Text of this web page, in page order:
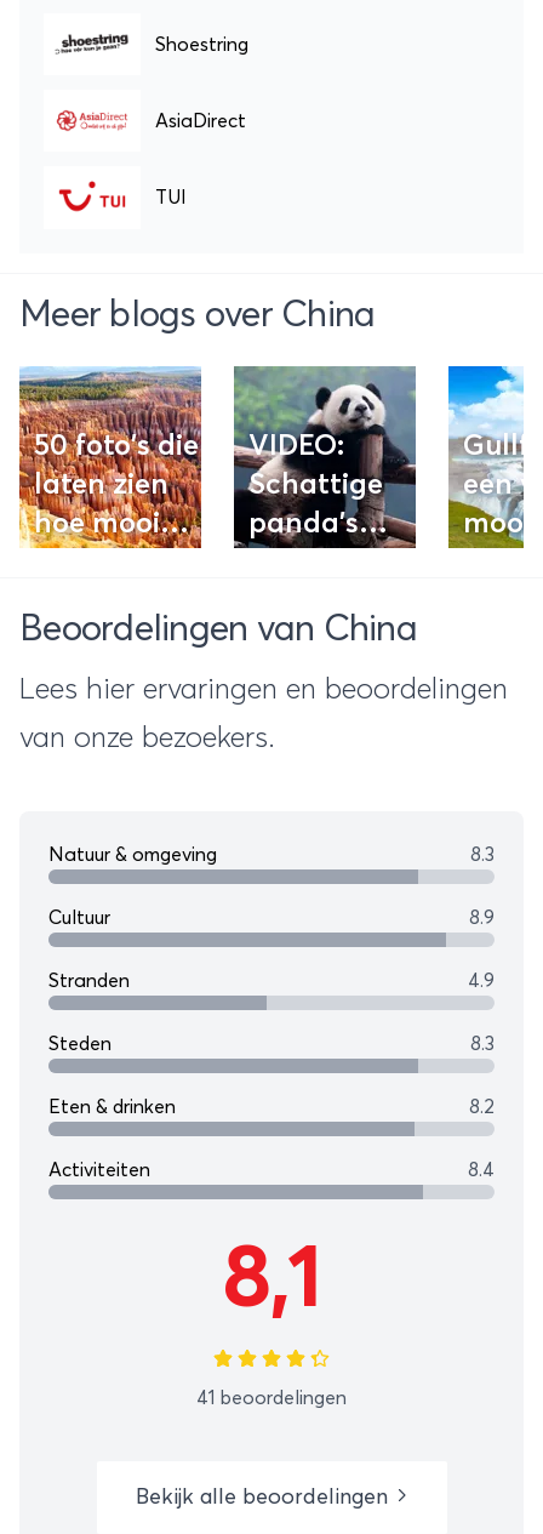
Shoestring
AsiaDirect
TUI
Meer blogs over China
50 foto's die
laten zien
hoe mooi
VIDEO:
Schattige
panda's
een
Beoordelingen van China
Lees hier ervaringen en beoordelingen
van onze bezoekers.
Natuur & omgeving 8.3
Cultuur 8.9
Stranden 4.9
Steden 8.3
Eten & drinken 8.2
Activiteiten 8.4
8,1
41 beoordelingen
Bekijk alle beoordelingen